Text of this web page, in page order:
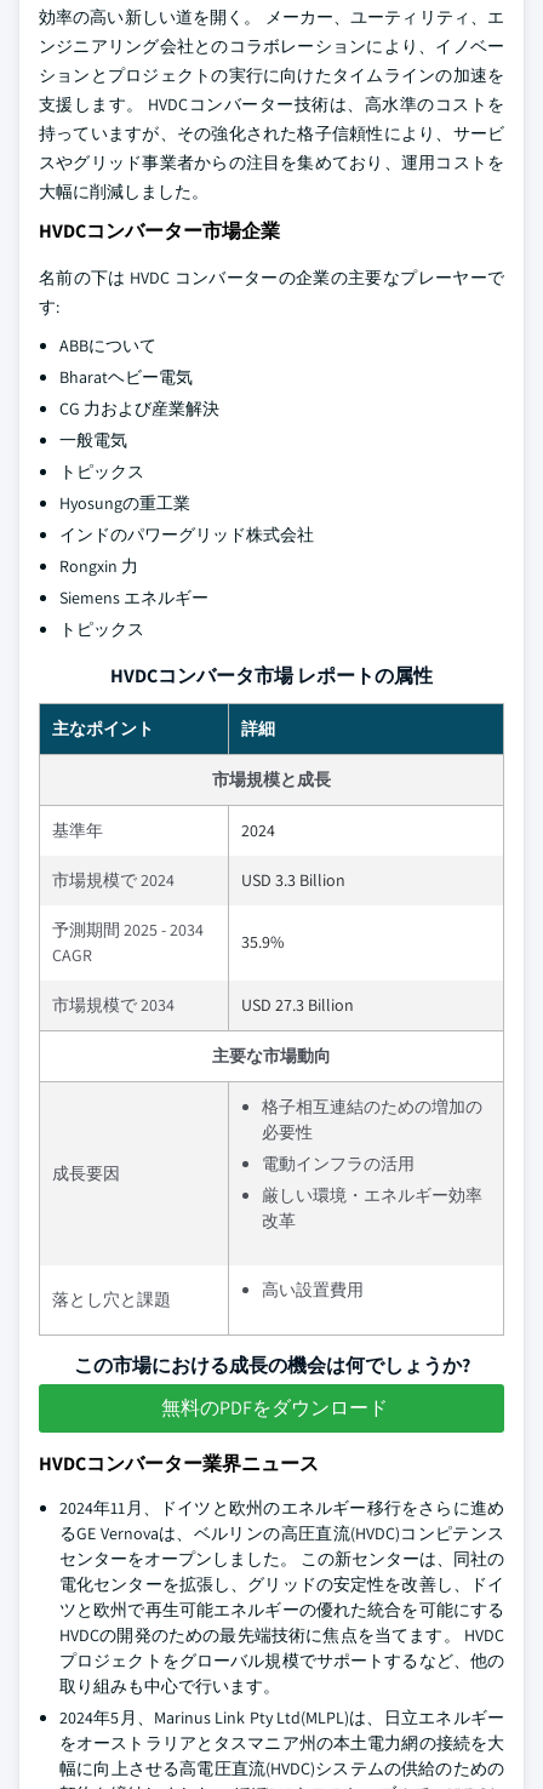
効率の高い新しい道を開く。 メーカー、ユーティリティ、エ
ンジニアリング会社とのコラボレーションにより、イノベー
ションとプロジェクトの実行に向けたタイムラインの加速を
支援します。 HVDCコンバーター技術は、高水準のコストを
持っていますが、その強化された格子信頼性により、サービ
スやグリッド事業者からの注目を集めており、運用コストを
大幅に削減しました。
HVDCコンバーター市場企業
名前の下は HVDC コンバーターの企業の主要なプレーヤーで
す:
ABBについて
Bharatヘビー電気
CG 力および産業解決
一般電気
トピックス
Hyosungの重工業
インドのパワーグリッド株式会社
Rongxin 力
Siemens エネルギー
トピックス
HVDCコンバータ市場 レポートの属性
主なポイント 詳細
市場規模と成長
基準年 2024
市場規模で 2024 USD 3.3 Billion
予測期間 2025 - 2034
CAGR
35.9%
市場規模で 2034 USD 27.3 Billion
主要な市場動向
成長要因
格子相互連結のための増加の
必要性
電動インフラの活用
厳しい環境・エネルギー効率
改革
落とし穴と課題 高い設置費用
この市場における成長の機会は何でしょうか?
無料のPDFをダウンロード
HVDCコンバーター業界ニュース
2024年11月、ドイツと欧州のエネルギー移行をさらに進め
るGE Vernovaは、ベルリンの高圧直流(HVDC)コンピテンス
センターをオープンしました。 この新センターは、同社の
電化センターを拡張し、グリッドの安定性を改善し、ドイ
ツと欧州で再生可能エネルギーの優れた統合を可能にする
HVDCの開発のための最先端技術に焦点を当てます。 HVDC
プロジェクトをグローバル規模でサポートするなど、他の
取り組みも中心で行います。
2024年5月、Marinus Link Pty Ltd(MLPL)は、日立エネルギー
をオーストラリアとタスマニア州の本土電力網の接続を大
幅に向上させる高電圧直流(HVDC)システムの供給のための